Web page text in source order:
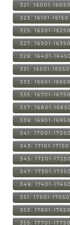
321: 16001-16050
323: 16101-16150
325: 16201-16250
327: 16301-16350
329: 16401-
331: 16501-16550
333: 16601-16650
335: 16701-16750
337: 16801-
339: 16901-16950
341: 17001-17050
343: 17101-17150
345: 17201-17250
347: 17301-17350
349: 17401-17450
351: 17501-17550
353: 17601-17650
355: 17701-17750